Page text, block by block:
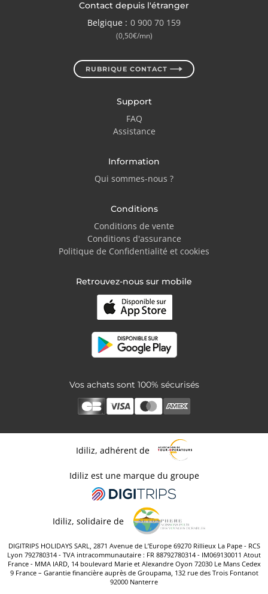
ici
Contact depuis l'étranger
Belgique : 0 900 70 159
(0,50€/mn)
RUBRIQUE CONTACT
Support
FAQ
Assistance
Information
Qui sommes-nous ?
Conditions
Conditions de vente
Conditions d'assurance
Politique de Confidentialité et cookies
Retrouvez-nous sur mobile
Vos achats sont 100% sécurisés
Idiliz, adhérent de
Idiliz est une marque du groupe
Idiliz, solidaire de
DIGITRIPS HOLIDAYS SARL, 2871 Avenue de L’Europe 69270 Rillieux La Pape - RCS
Lyon 792780314 - TVA intracommunautaire : FR 88792780314 - IM069130011 Atout
France - MMA IARD, 14 boulevard Marie et Alexandre Oyon 72030 Le Mans Cedex
9 France – Garantie financière auprès de Groupama, 132 rue des Trois Fontanot
92000 Nanterre